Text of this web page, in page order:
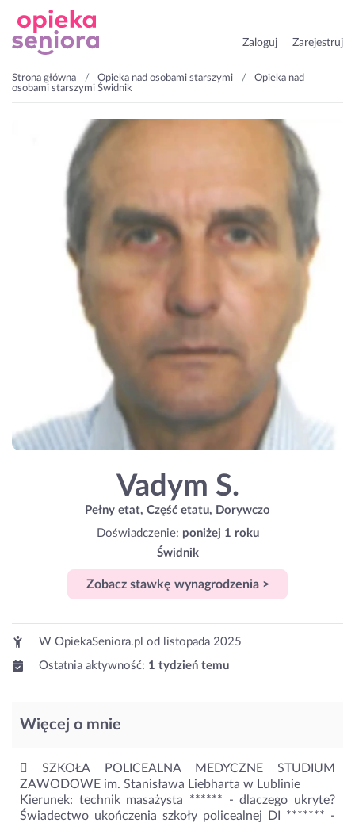
Zaloguj Zarejestruj
Strona główna Opieka nad osobami starszymi
Opieka nad
osobami starszymi Świdnik
Vadym S.
Pełny etat, Część etatu, Dorywczo
Doświadczenie: poniżej 1 roku
Świdnik
Zobacz stawkę wynagrodzenia >
W OpiekaSeniora.pl od
listopada 2025
Ostatnia aktywność: 1 tydzień temu
Więcej o mnie
 SZKOŁA POLICEALNA MEDYCZNE STUDIUM
ZAWODOWE im. Stanisława Liebharta w Lublinie
Kierunek: technik masażysta ****** - dlaczego ukryte?
Świadectwo ukończenia szkoły policealnej DI ******* -